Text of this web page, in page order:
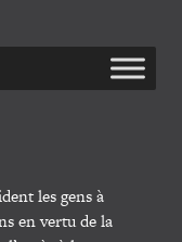
les gens à
en vertu de la